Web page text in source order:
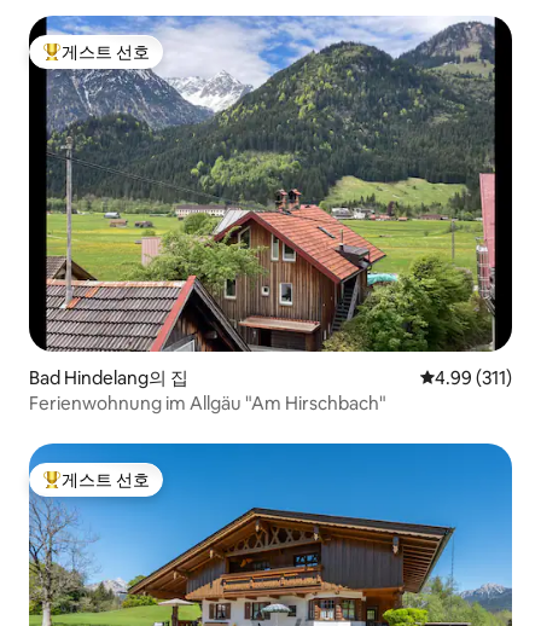
상위 게스트 선호
게스트 선호
Bad Hindelang의 집 평점 4.99점(5
4.99 (311)
Ferienwohnung im Allgäu "Am Hirschbach"
상위 게스트 선호
게스트 선호